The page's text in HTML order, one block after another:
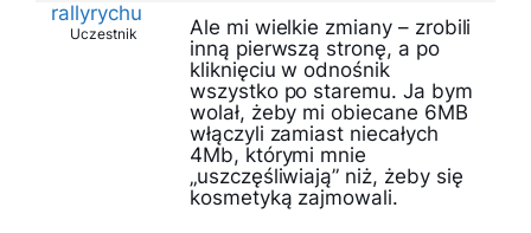
rallyrychu
Uczestnik
Ale mi wielkie zmiany – zrobili
inną pierwszą stronę, a po
kliknięciu w odnośnik
wszystko po staremu. Ja bym
wolał, żeby mi obiecane 6MB
włączyli zamiast niecałych
4Mb, którymi mnie
„uszczęśliwiają” niż, żeby się
kosmetyką zajmowali.